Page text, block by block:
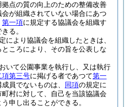
点の質の向上のための整備改善
が組織されていない場合にあつ
第一項に規定する協議会を組織す
る。
により協議会を組織したときは、
ころにより、その旨を公表しな
いて公園事業を執行し、又は執行
項第三号に掲げる者であつて第一
員でないものは、 同項の規定に
村に対して、自己を当該協議会
申し出ることができる。